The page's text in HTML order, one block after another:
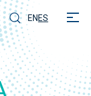
EN ES